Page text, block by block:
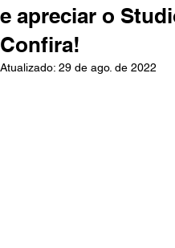
e apreciar o
Confira!
Atualizado: 29 de ago. de 2022